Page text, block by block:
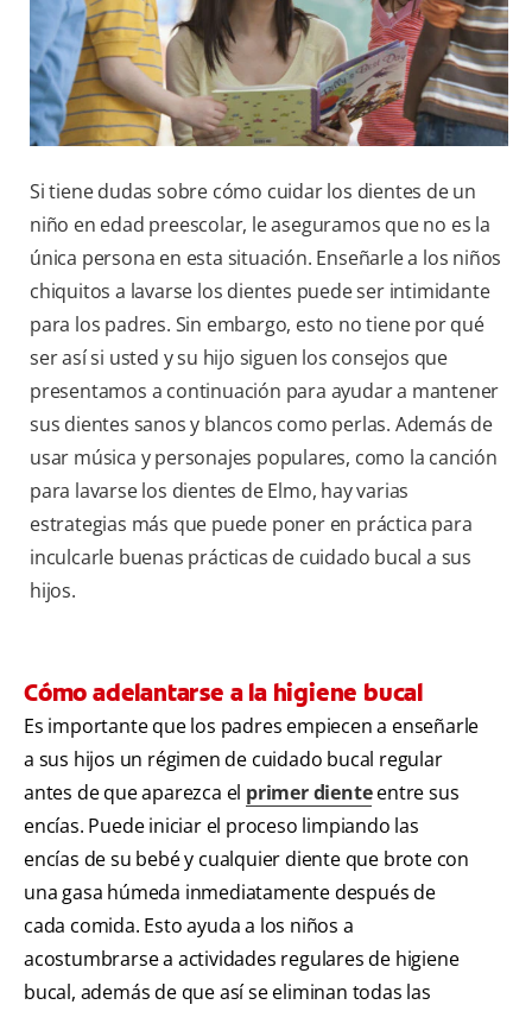
PE (ES)
SUSCRÍBETE
Si tiene dudas sobre cómo cuidar los dientes de un
niño en edad preescolar, le aseguramos que no es la
única persona en esta situación. Enseñarle a los niños
chiquitos a lavarse los dientes puede ser intimidante
para los padres. Sin embargo, esto no tiene por qué
ser así si usted y su hijo siguen los consejos que
presentamos a continuación para ayudar a mantener
sus dientes sanos y blancos como perlas. Además de
usar música y personajes populares, como la canción
para lavarse los dientes de Elmo, hay varias
estrategias más que puede poner en práctica para
inculcarle buenas prácticas de cuidado bucal a sus
hijos.
Cómo adelantarse a la higiene bucal
Es importante que los padres empiecen a enseñarle
a sus hijos un régimen de cuidado bucal regular
antes de que aparezca el primer dienteentre sus
encías. Puede iniciar el proceso limpiando las
encías de su bebé y cualquier diente que brote con
una gasa húmeda inmediatamente después de
cada comida. Esto ayuda a los niños a
acostumbrarse a actividades regulares de higiene
bucal, además de que así se eliminan todas las